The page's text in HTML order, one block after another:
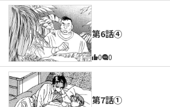
第6話④
0 0
第7話①